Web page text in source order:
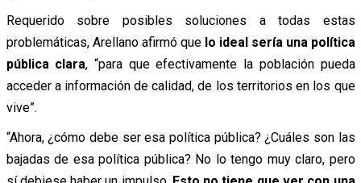
Requerido sobre posibles soluciones a todas estas
problemáticas, Arellano afirmóquelo ideal sería una política
pública clara, “para que efectivamente la población pueda
acceder a información de calidad, de los territorios en los que
vive”.
“Ahora, ¿cómo debe ser esa política pública? ¿Cuáles son las
bajadas de esa política pública? No lo tengo muy claro, pero